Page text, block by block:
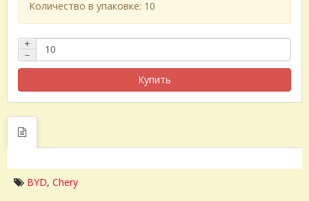
Количество в упаковке: 10
+
−
Купить
BYD, Chery